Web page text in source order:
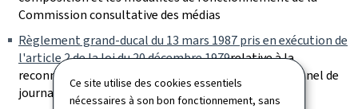
Ce site utilise des cookies essentiels
nécessaires à son bon fonctionnement, sans
Commission consultative des médias
Règlement grand-ducal du 13 mars 1987 pris en exécution de
l'article 2 de la loi du 20 décembre 1979relative à la
reconnaissance et à la protection du titre professionnel de
journaliste